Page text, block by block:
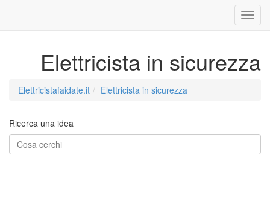
Elettricista in sicurezza
Elettricistafaidate.it Elettricista in sicurezza
Ricerca una idea